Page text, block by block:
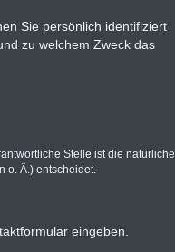
Sie persönlich identifiziert
zu welchem Zweck das
Stelle ist die
o. Ä.) entscheidet.
eingeben.